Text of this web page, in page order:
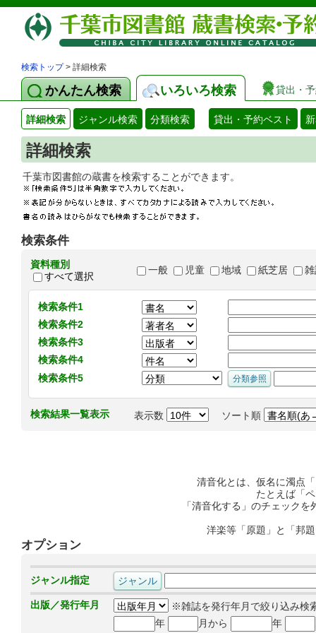
検索トップ> 詳細検索
かんたん検索 いろいろ検索 貸出・
詳細検索 ジャンル検索 分類検索 貸出・予約ベスト
詳細検索
千葉市図書館の蔵書を検索することができま
検索条件
資料種別
すべて選択
一般 児童 地域 紙芝居
検索条件1
検索条件2
検索条件3
検索条件4
検索条件5
検索結果一覧表示 表示数 ソート順
清音化とは、仮名に濁点
たとえば「
「清音化する」のチェック
洋楽等「原題」と「邦
オプション
ジャンル指定
出版／発行年月
※雑誌を発行年月で絞り込み検
年
月から 年